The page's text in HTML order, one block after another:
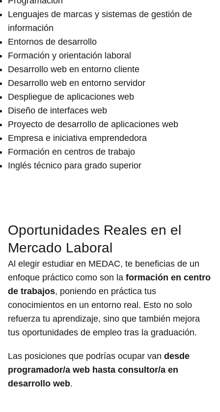
Lenguajes de marcas y sistemas de gestión de
información
Entornos de desarrollo
Formación y orientación laboral
Desarrollo web en entorno cliente
Desarrollo web en entorno servidor
Despliegue de aplicaciones web
Diseño de interfaces web
Proyecto de desarrollo de aplicaciones web
Empresa e iniciativa emprendedora
Formación en centros de trabajo
Inglés técnico para grado superior
Oportunidades Reales en el
Mercado Laboral
Al elegir estudiar en MEDAC, te beneficias de un
enfoque práctico como son la formación en centro
de trabajos, poniendo en práctica tus
conocimientos en un entorno real. Esto no solo
refuerza tu aprendizaje, sino que también mejora
tus oportunidades de empleo tras la graduación.
Las posiciones que podrías ocupar van desde
programador/a web hasta consultor/a en
desarrollo web.